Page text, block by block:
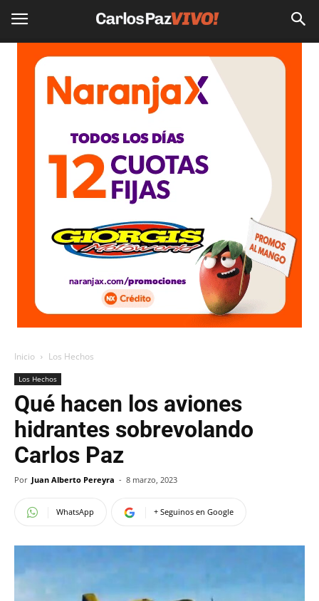
Inicio Los Hechos
Los Hechos
Qué hacen los aviones
hidrantes sobrevolando
Carlos Paz
Por Juan Alberto Pereyra - 8 marzo, 2023
WhatsApp + Seguinos en Google